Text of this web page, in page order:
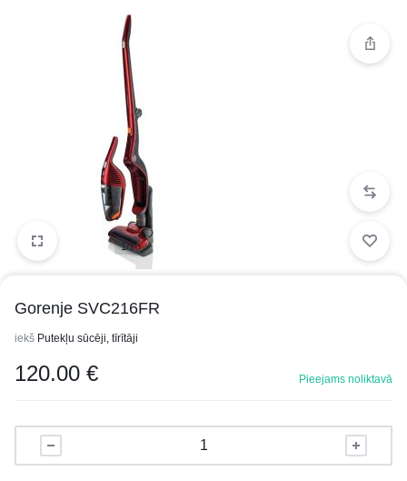
1/1
Gorenje SVC216FR
iekš Putekļu sūcēji, tīrītāji
120.00 € Pieejams noliktavā